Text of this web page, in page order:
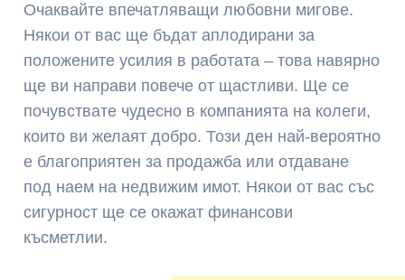
Очаквайте впечатляващи любовни мигове.
Някои от вас ще бъдат аплодирани за
положените усилия в работата – това навярно
ще ви направи повече от щастливи. Ще се
почувствате чудесно в компанията на колеги,
които ви желаят добро. Този ден най-вероятно
е благоприятен за продажба или отдаване
под наем на недвижим имот. Някои от вас със
сигурност ще се окажат финансови
късметлии.